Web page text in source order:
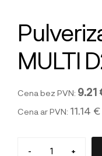
MULTI
Cena bez PVN: 9.21
Cena ar PVN: 11.14 €
- +